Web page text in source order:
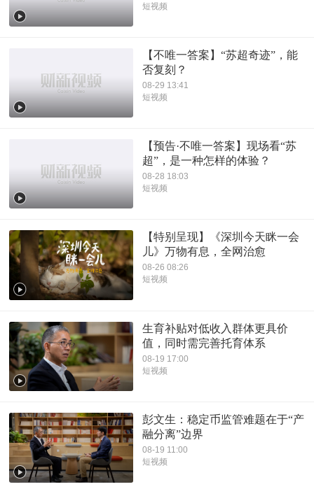
短视频
【不唯一答案】“苏超奇迹”，能
否复刻？
08-29 13:41
短视频
【预告·不唯一答案】现场看“苏
超”，是一种怎样的体验？
08-28 18:03
短视频
【特别呈现】《深圳今天眯一会
儿》万物有息，全网治愈
08-26 08:26
短视频
生育补贴对低收入群体更具价
值，同时需完善托育体系
08-19 17:00
短视频
彭文生：稳定币监管难题在于“产
融分离”边界
08-19 11:00
短视频